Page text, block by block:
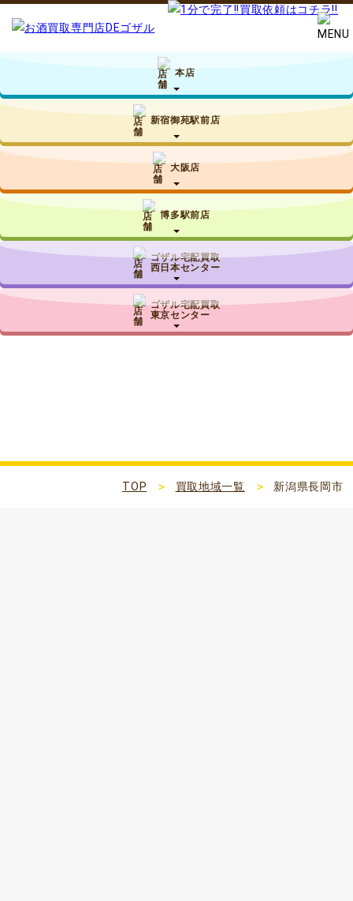
本店
新宿御苑駅前店
大阪店
博多駅前店
ゴザル宅配買取
西日本センター
ゴザル宅配買取
東京センター
TOP 買取地域一覧 新潟県長岡市